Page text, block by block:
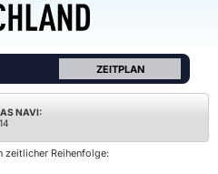
ZEITPLAN
NAVI:
zeitlicher Reihenfolge: